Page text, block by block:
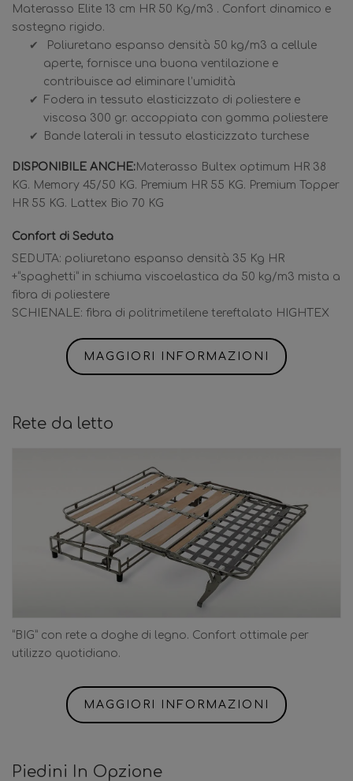
Materasso Elite 13 cm HR 50 Kg/m3 . Confort dinamico e
sostegno rigido.
Poliuretano espanso densità 50 kg/m3 a cellule
aperte, fornisce una buona ventilazione e
contribuisce ad eliminare l’umidità
Fodera in tessuto elasticizzato di poliestere e
viscosa 300 gr. accoppiata con gomma poliestere
Bande laterali in tessuto elasticizzato turchese
DISPONIBILE ANCHE: Materasso Bultex optimum HR 38
KG. Memory 45/50 KG. Premium HR 55 KG. Premium Topper
HR 55 KG. Lattex Bio 70 KG
Confort di Seduta
SEDUTA: poliuretano espanso densità 35 Kg HR
+“spaghetti” in schiuma viscoelastica da 50 kg/m3 mista a
fibra di poliestere
SCHIENALE: fibra di politrimetilene tereftalato HIGHTEX
MAGGIORI INFORMAZIONI
Rete da letto
“BIG” con rete a doghe di legno. Confort ottimale per
utilizzo quotidiano.
MAGGIORI INFORMAZIONI
Piedini In Opzione